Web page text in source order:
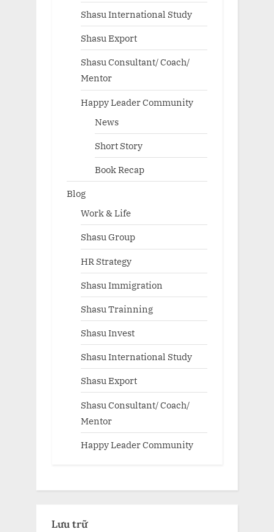
Shasu International Study
Shasu Export
Shasu Consultant/ Coach/
Mentor
Happy Leader Community
News
Short Story
Book Recap
Blog
Work & Life
Shasu Group
HR Strategy
Shasu Immigration
Shasu Trainning
Shasu Invest
Shasu International Study
Shasu Export
Shasu Consultant/ Coach/
Mentor
Happy Leader Community
Lưu trữ